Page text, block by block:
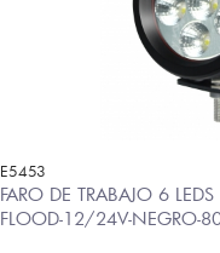
E5453
FARO DE TRABAJO 6
FLOOD-12/24V-NEGRO-